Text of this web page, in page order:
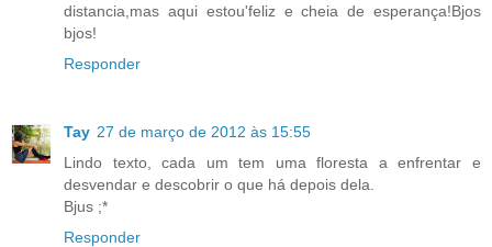
distancia,mas aqui estou'feliz e cheia de esperança!Bjos
bjos!
Responder
Tay 27 de março de 2012 às 15:55
Lindo texto, cada um tem uma floresta a enfrentar e
desvendar e descobrir o que há depois dela.
Bjus ;*
Responder